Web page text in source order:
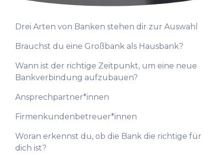
Drei Arten von Banken stehen dir zur Auswahl
Brauchst du eine Großbank als Hausbank?
Wann ist der richtige Zeitpunkt, um eine neue
Bankverbindung aufzubauen?
Ansprechpartner*innen
Firmenkundenbetreuer*innen
Woran erkennst du, ob die Bank die richtige für
dich ist?